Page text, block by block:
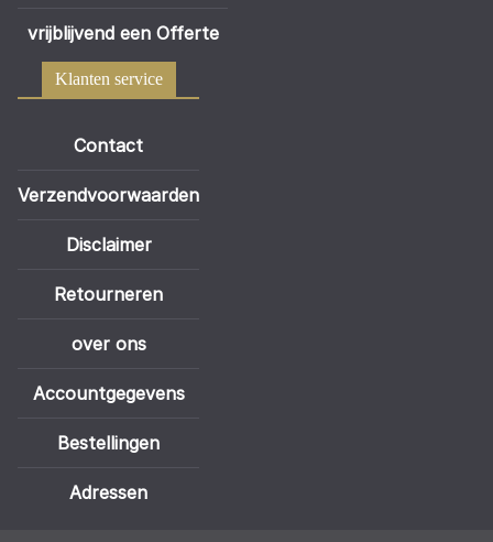
vrijblijvend een Offerte
Klanten service
Contact
Verzendvoorwaarden
Disclaimer
Retourneren
over ons
Accountgegevens
Bestellingen
Adressen